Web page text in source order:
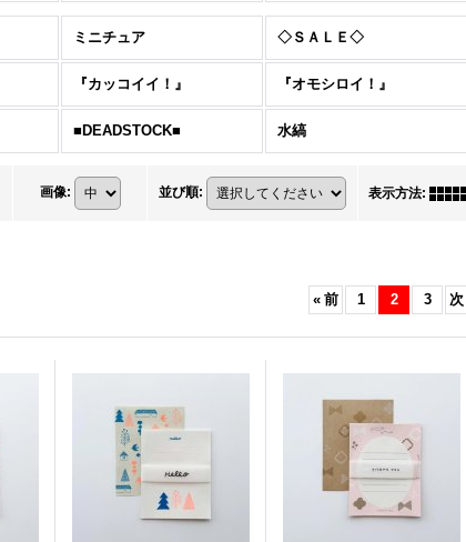
ミニチュア ◇ＳＡＬＥ◇
『カッコイイ！』 『オモシロイ！』
■DEADSTOCK■ 水縞
画像: 並び順: 表示方法:
« 前 1 2 3 次